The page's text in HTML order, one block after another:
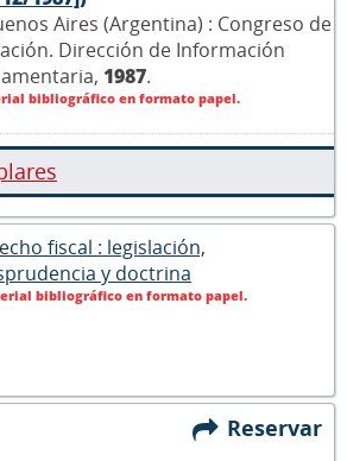
Aires (Argentina) : Congreso de
Dirección de Información
1987.
bibliográfico en formato papel.
fiscal : legislación,
y doctrina
bibliográfico en formato papel.
Reservar